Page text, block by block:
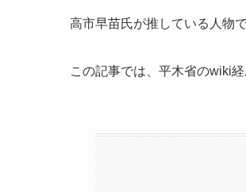
高市早苗氏が推している人物
この記事では、平木省のwiki